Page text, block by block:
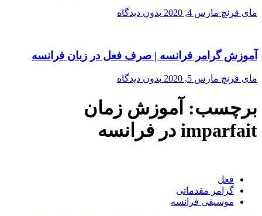
مای فرنچ مارس 4, 2020 بدون دیدگاه
آموزش گرامر فرانسه | صرف فعل در زبان فرانسه
مای فرنچ مارس 5, 2020 بدون دیدگاه
برچسب: آموزش زمان
imparfait در فرانسه
فعل
گرامر مقدماتی
موسیقی فرانسه